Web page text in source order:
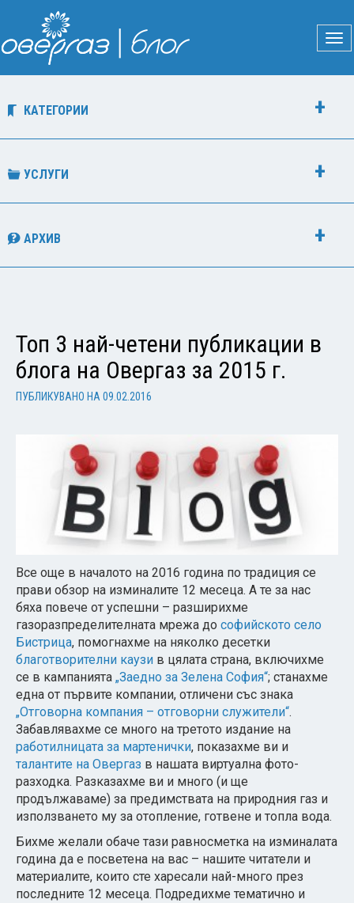
КАТЕГОРИИ
УСЛУГИ
АРХИВ
Топ 3 най-четени публикации в
блога на Овергаз за 2015 г.
ПУБЛИКУВАНО НА 09.02.2016
Все още в началото на 2016 година по традиция се
прави обзор на изминалите 12 месеца. А те за нас
бяха повече от успешни – разширихме
газоразпределителната мрежа до софийското село
Бистрица, помогнахме на няколко десетки
благотворителни каузи в цялата страна, включихме
се в кампанията „Заедно за Зелена София“; станахме
една от първите компании, отличени със знака
„Отговорна компания – отговорни служители“.
Забавлявахме се много на третото издание на
работилницата за мартенички, показахме ви и
талантите на Овергаз в нашата виртуална фото-
разходка. Разказахме ви и много (и ще
продължаваме) за предимствата на природния газ и
използването му за отопление, готвене и топла вода.
Бихме желали обаче тази равносметка на изминалата
година да е посветена на вас – нашите читатели и
материалите, които сте харесали най-много през
последните 12 месеца. Подредихме тематично и